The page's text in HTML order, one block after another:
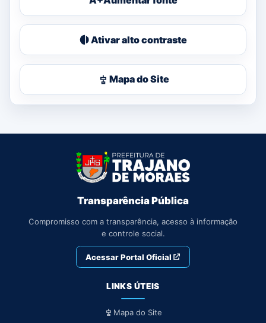
Ativar alto contraste
Mapa do Site
Transparência Pública
Compromisso com a transparência, acesso à informação
e controle social.
Acessar Portal Oficial
LINKS ÚTEIS
Mapa do Site